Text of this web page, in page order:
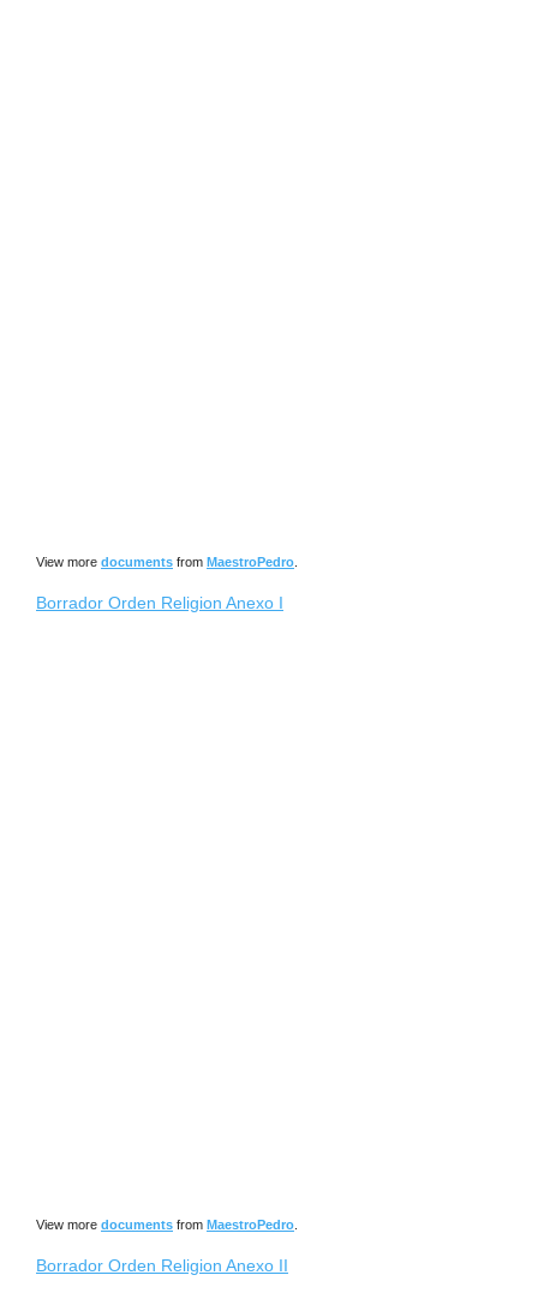
View more documents from MaestroPedro
Borrador Orden Religion Anexo I
View more documents from MaestroPedro
Borrador Orden Religion Anexo II